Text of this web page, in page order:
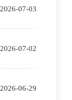
2026-07-03
2026-07-02
2026-06-29